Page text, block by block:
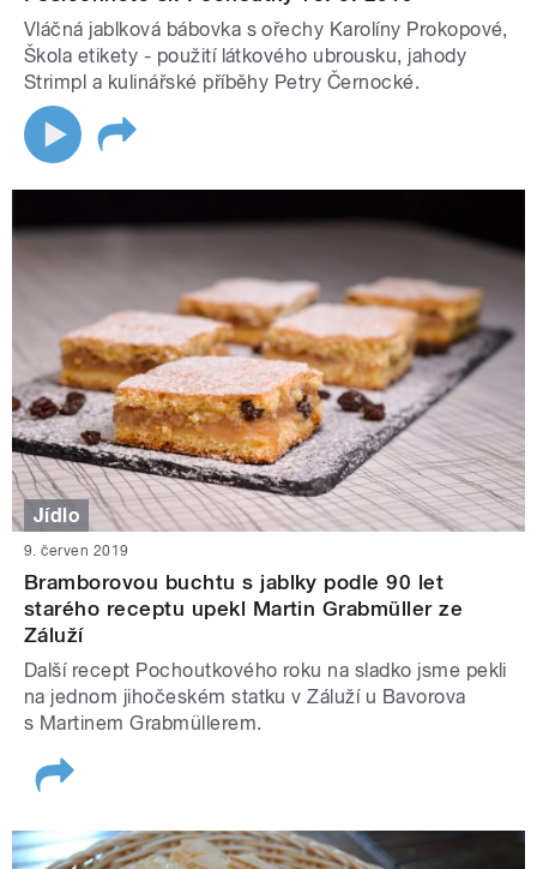
Vláčná jablková bábovka s ořechy Karolíny Prokopové,
Škola etikety - použití látkového ubrousku, jahody
Strimpl a kulinářské příběhy Petry Černocké.
Jídlo
9. červen 2019
Bramborovou buchtu s jablky podle 90 let
starého receptu upekl Martin Grabmüller ze
Záluží
Další recept Pochoutkového roku na sladko jsme pekli
na jednom jihočeském statku v Záluží u Bavorova
s Martinem Grabmüllerem.